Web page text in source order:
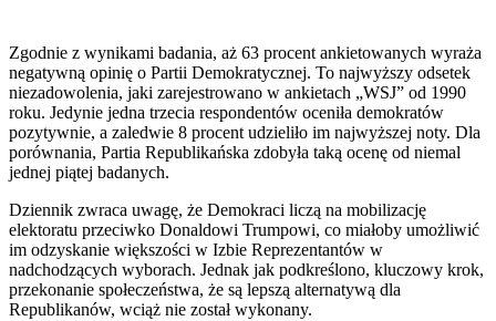
Zgodnie z wynikami badania, aż 63 procent ankietowanych wyraża
negatywną opinię o Partii Demokratycznej. To najwyższy odsetek
niezadowolenia, jaki zarejestrowano w ankietach „WSJ” od 1990
roku. Jedynie jedna trzecia respondentów oceniła demokratów
pozytywnie, a zaledwie 8 procent udzieliło im najwyższej noty. Dla
porównania, Partia Republikańska zdobyła taką ocenę od niemal
jednej piątej badanych.
Dziennik zwraca uwagę, że Demokraci liczą na mobilizację
elektoratu przeciwko Donaldowi Trumpowi, co miałoby umożliwić
im odzyskanie większości w Izbie Reprezentantów w
nadchodzących wyborach. Jednak jak podkreślono, kluczowy krok,
przekonanie społeczeństwa, że są lepszą alternatywą dla
Republikanów, wciąż nie został wykonany.